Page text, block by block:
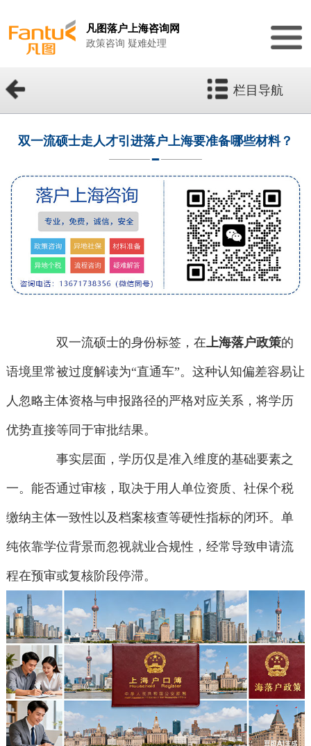
凡图落户上海咨询网
政策咨询 疑难处理
栏目导航
双一流硕士走人才引进落户上海要准备哪些材料？
双一流硕士的身份标签，在上海落户政策的
语境里常被过度解读为“直通车”。这种认知偏差容易让
人忽略主体资格与申报路径的严格对应关系，将学历
优势直接等同于审批结果。
事实层面，学历仅是准入维度的基础要素之
一。能否通过审核，取决于用人单位资质、社保个税
缴纳主体一致性以及档案核查等硬性指标的闭环。单
纯依靠学位背景而忽视就业合规性，经常导致申请流
程在预审或复核阶段停滞。